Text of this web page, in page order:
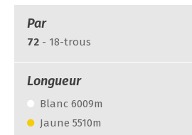
Par
72 - 18-trous
Longueur
Blanc 6009m
Jaune 5510m